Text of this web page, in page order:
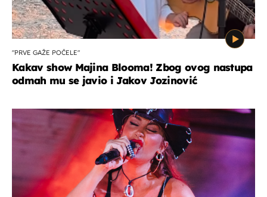
"PRVE GAŽE POČELE"
Kakav show Majina Blooma! Zbog ovog nastupa
odmah mu se javio i Jakov Jozinović